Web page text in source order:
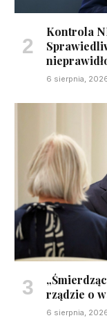
Kontrola
6 sierpnia,
rządzie o
6 sierpnia,